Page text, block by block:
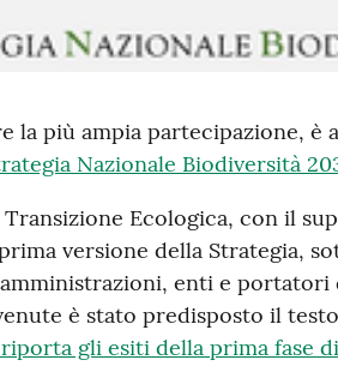
la più ampia partecipazione, è
Nazionale Biodiversità
Ecologica, con il
versione della Strategia,
enti e portatori
è stato predisposto il
gli esiti della prima fase